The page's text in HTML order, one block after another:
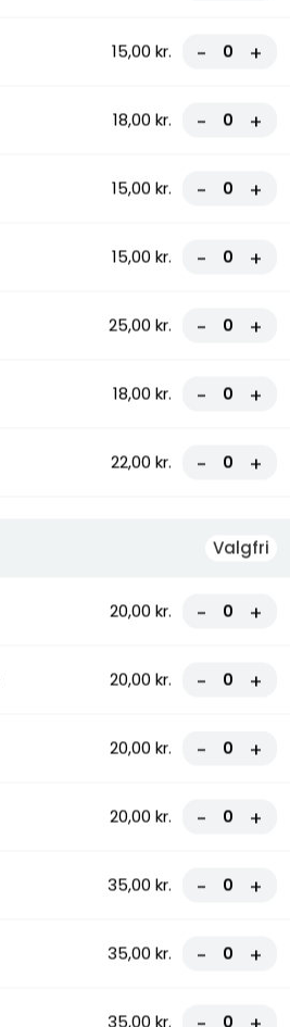
15,00 kr. - +
18,00 kr. - +
15,00 kr. - +
15,00 kr. - +
25,00 kr. - +
18,00 kr. - +
22,00 kr. - +
Valgfri
20,00 kr. - +
20,00 kr. - +
20,00 kr. - +
20,00 kr. - +
35,00 kr. - +
35,00 kr. - +
35,00 kr.